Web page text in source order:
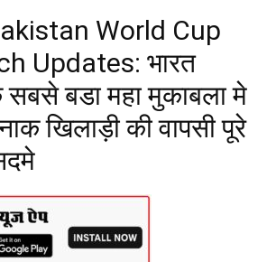
World Cup
Updates: भारत
सबसे बडा महा मुकाबला मे
खिलाड़ी की वापसी पूरे